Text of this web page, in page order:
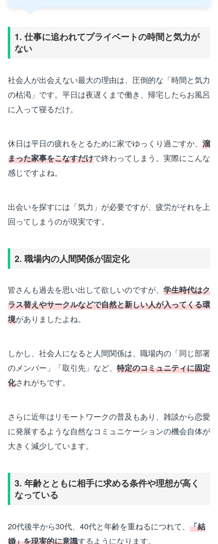
1. 仕事に追われてプライベートの時間と気力が
ない
社会人が出会えない最大の理由は、圧倒的な「時間と気力
の枯渇」です。平日は夜遅くまで働き、帰宅したらお風呂
に入って寝るだけ。
休日は平日の疲れをとるために家でゆっくり過ごすか、 溜
まった家事をこなすだけで終わってしまう。実際にこんな
感じですよね。
出会いを探すには「気力」が必要ですが、疲労がそれを上
回ってしまうのが現実です。
2. 職場内の人間関係が固定化
皆さんも過去を思い出して欲しいのですが、 学生時代はク
ラス替えやサークルなどで自然と新しい人が入ってくる環
境がありましたよね。
しかし、社会人になると人間関係は、職場内の「同じ部署
のメンバー」「取引先」など、 特定のコミュニティに固定
化されがちです。
さらに近年はリモートワークの普及もあり、雑談から恋愛
に発展するような自然なコミュニケーションの機会自体が
大きく減少しています。
3. 年齢とともに相手に求める条件や理想が高く
なっている
20代後半から30代、40代と年齢を重ねるにつれて、 「結
婚」を現実的に意識するようになります。